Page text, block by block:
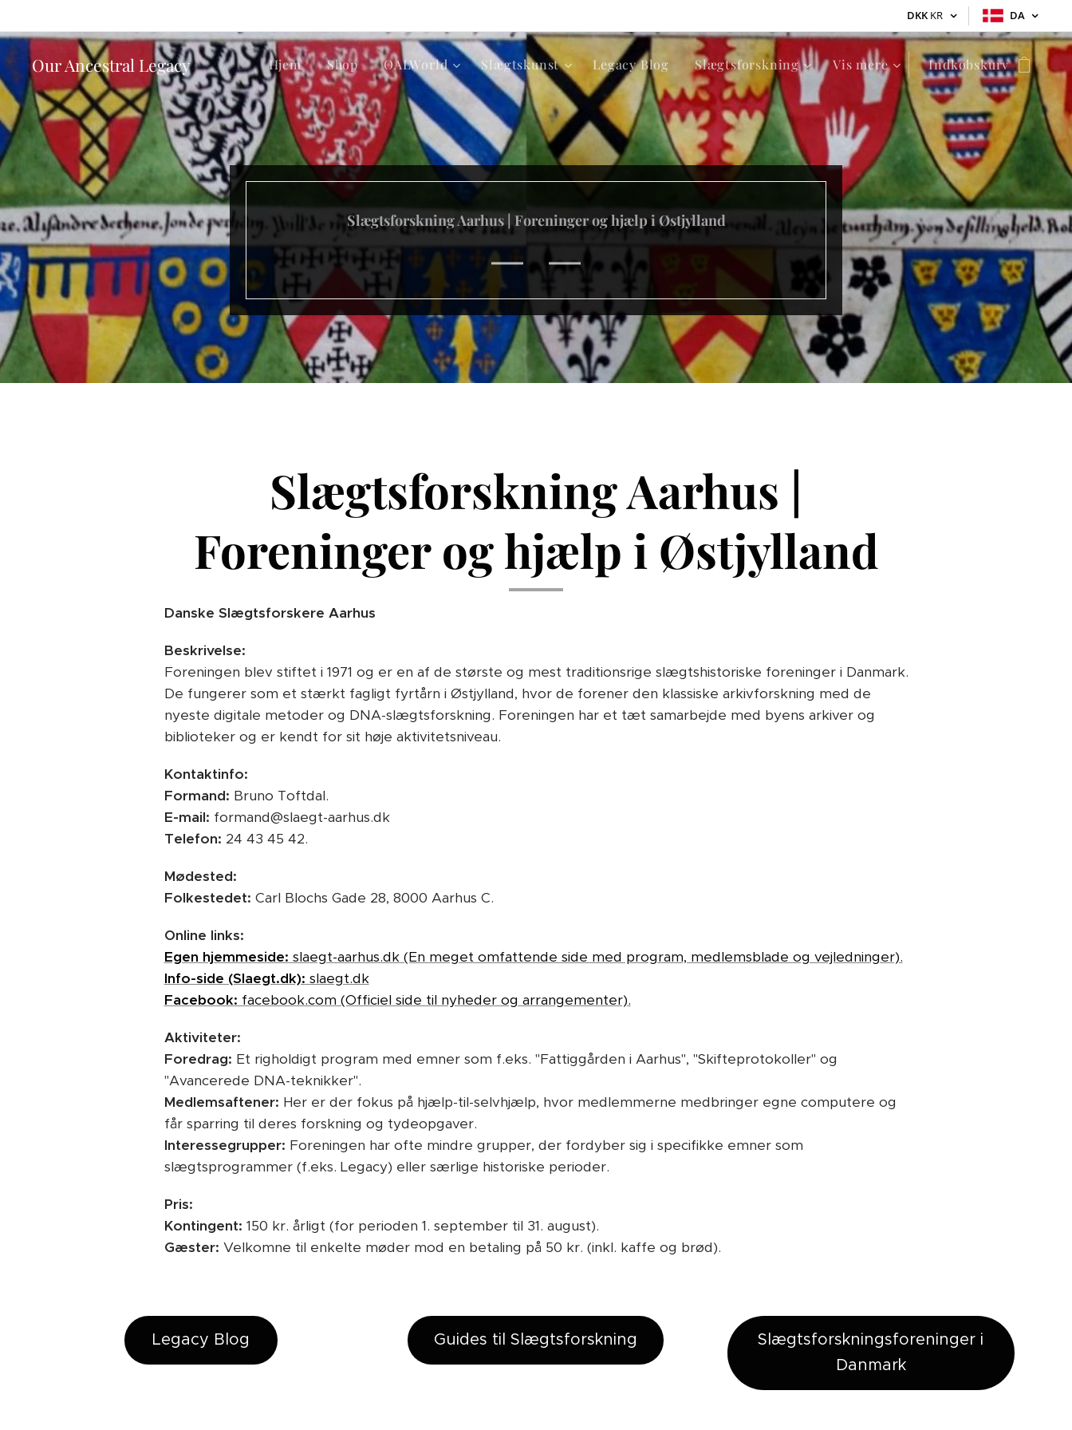
DKK KR DA
Our Ancestral Legacy Hjem Shop OALWorld Slægtskunst Legacy Blog Slægtsforskning Vis mere Indkøbskurv
Slægtsforskning Aarhus | Foreninger og hjælp i Østjylland
Slægtsforskning Aarhus |
Foreninger og hjælp i Østjylland
Danske Slægtsforskere Aarhus
Beskrivelse:
Foreningen blev stiftet i 1971 og er en af de største og mest traditionsrige slægtshistoriske foreninger i Danmark.
De fungerer som et stærkt fagligt fyrtårn i Østjylland, hvor de forener den klassiske arkivforskning med de
nyeste digitale metoder og DNA-slægtsforskning. Foreningen har et tæt samarbejde med byens arkiver og
biblioteker og er kendt for sit høje aktivitetsniveau.
Kontaktinfo:
Formand: Bruno Toftdal.
E-mail: formand@slaegt-aarhus.dk
Telefon: 24 43 45 42.
Mødested:
Folkestedet: Carl Blochs Gade 28, 8000 Aarhus C.
Online links:
Egen hjemmeside: slaegt-aarhus.dk (En meget omfattende side med program, medlemsblade og vejledninger).
Info-side (Slaegt.dk): slaegt.dk
Facebook: facebook.com (Officiel side til nyheder og arrangementer).
Aktiviteter:
Foredrag: Et righoldigt program med emner som f.eks. "Fattiggården i Aarhus", "Skifteprotokoller" og
"Avancerede DNA-teknikker".
Medlemsaftener: Her er der fokus på hjælp-til-selvhjælp, hvor medlemmerne medbringer egne computere og
får sparring til deres forskning og tydeopgaver.
Interessegrupper: Foreningen har ofte mindre grupper, der fordyber sig i specifikke emner som
slægtsprogrammer (f.eks. Legacy) eller særlige historiske perioder.
Pris:
Kontingent: 150 kr. årligt (for perioden 1. september til 31. august).
Gæster: Velkomne til enkelte møder mod en betaling på 50 kr. (inkl. kaffe og brød).
Legacy Blog Guides til Slægtsforskning
Slægtsforskningsforeninger i
Danmark